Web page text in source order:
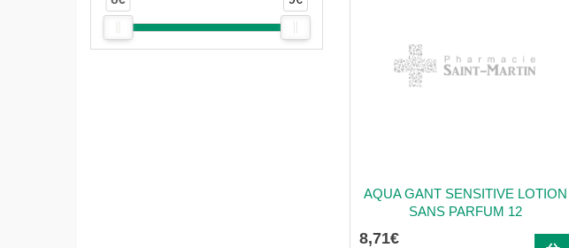
AQUA GANT SENSITIVE LOTION
SANS PARFUM 12
8,71€